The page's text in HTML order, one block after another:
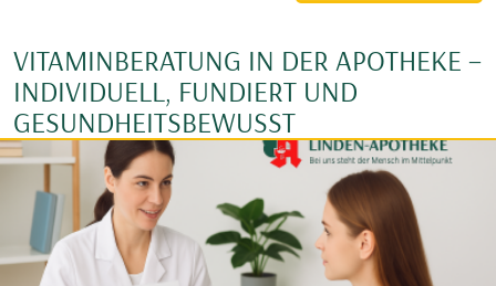
VITAMINBERATUNG IN DER APOTHEKE –
INDIVIDUELL, FUNDIERT UND
GESUNDHEITSBEWUSST